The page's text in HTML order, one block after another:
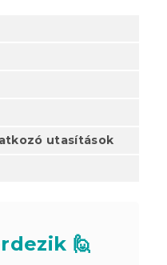
utasítások
🙋